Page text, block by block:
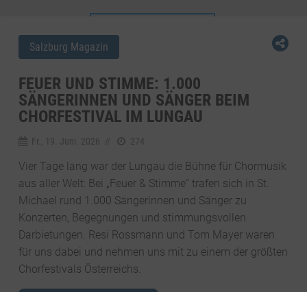
Salzburg Magazin
FEUER UND STIMME: 1.000
SÄNGERINNEN UND SÄNGER BEIM
CHORFESTIVAL IM LUNGAU
Fr., 19. Juni. 2026 274
Vier Tage lang war der Lungau die Bühne für Chormusik
aus aller Welt: Bei „Feuer & Stimme“ trafen sich in St.
Michael rund 1.000 Sängerinnen und Sänger zu
Konzerten, Begegnungen und stimmungsvollen
Darbietungen. Resi Rossmann und Tom Mayer waren
für uns dabei und nehmen uns mit zu einem der größten
Chorfestivals Österreichs.